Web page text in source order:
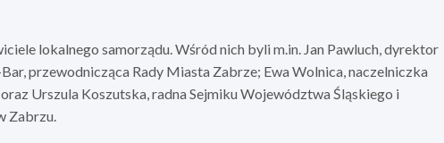
lokalnego samorządu. Wśród nich byli m.in. Jan Pawluch, dyrektor
przewodnicząca Rady Miasta Zabrze; Ewa Wolnica, naczelniczka
Urszula Koszutska, radna Sejmiku Województwa Śląskiego i
Zabrzu.